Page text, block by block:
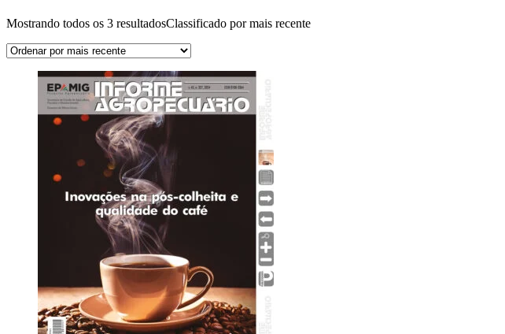
Mostrando todos os 3 resultadosClassificado por mais recente